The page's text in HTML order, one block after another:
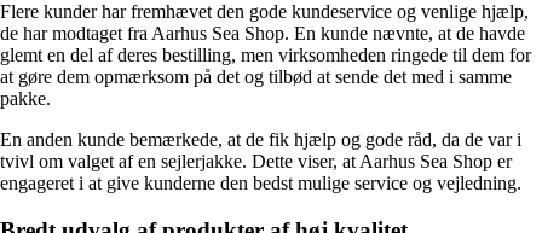
Flere kunder har fremhævet den gode kundeservice og venlige hjælp,
de har modtaget fra Aarhus Sea Shop. En kunde nævnte, at de havde
glemt en del af deres bestilling, men virksomheden ringede til dem for
at gøre dem opmærksom på det og tilbød at sende det med i samme
pakke.
En anden kunde bemærkede, at de fik hjælp og gode råd, da de var i
tvivl om valget af en sejlerjakke. Dette viser, at Aarhus Sea Shop er
engageret i at give kunderne den bedst mulige service og vejledning.